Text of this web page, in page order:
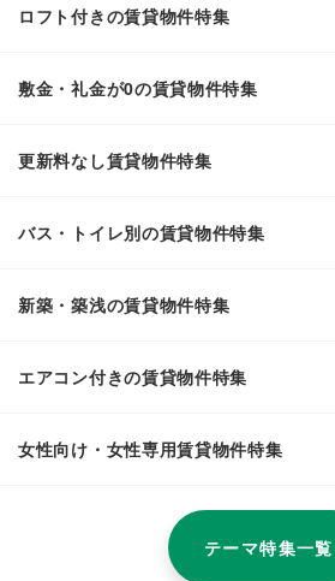
ロフト付きの賃貸物件特集
敷金・礼金が0の賃貸物件特集
更新料なし賃貸物件特集
バス・トイレ別の賃貸物件特集
新築・築浅の賃貸物件特集
エアコン付きの賃貸物件特集
女性向け・女性専用賃貸物件特集
テーマ特集一覧